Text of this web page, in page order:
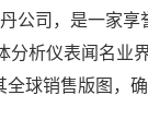
公司，是一家
分析仪表闻名业
球销售版图，